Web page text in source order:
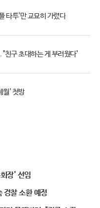
타투'만 교묘히 가렸다
친구 초대하는 게 부러웠다"
월' 첫방
장' 선임
경찰 소환 예정